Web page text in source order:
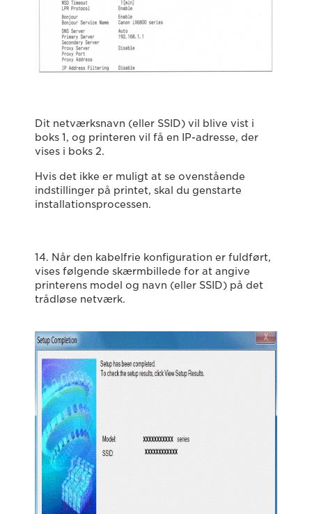
Dit netværksnavn (eller SSID) vil blive vist i
boks 1, og printeren vil få en IP-adresse, der
vises i boks 2.
Hvis det ikke er muligt at se ovenstående
indstillinger på printet, skal du genstarte
installationsprocessen.
14. Når den kabelfrie konfiguration er fuldført,
vises følgende skærmbillede for at angive
printerens model og navn (eller SSID) på det
trådløse netværk.